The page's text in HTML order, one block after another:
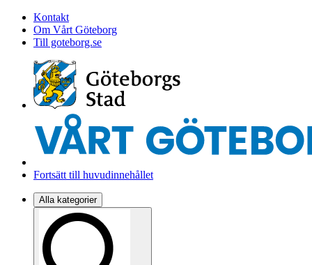
Kontakt
Om Vårt Göteborg
Till goteborg.se
Fortsätt till huvudinnehållet
Alla kategorier